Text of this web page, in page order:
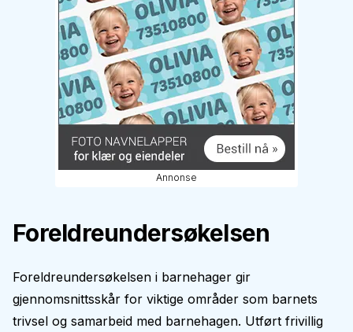
Annonse
Foreldreundersøkelsen
Foreldreundersøkelsen i barnehager gir
gjennomsnittsskår for viktige områder som barnets
trivsel og samarbeid med barnehagen. Utført frivillig